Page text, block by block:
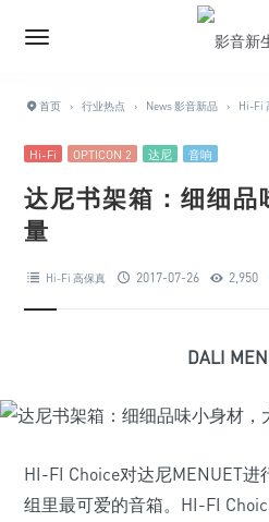
首页 › 行业热点 › News 影音新品 › Hi-Fi
Hi-Fi OPTICON 2 达尼 音响
达尼书架箱：细细品
量
Hi-Fi 高保真 2017-07-26 2,950
DALI
HI-FI Choice对达尼MENUET
组里最可爱的音箱。HI-FI